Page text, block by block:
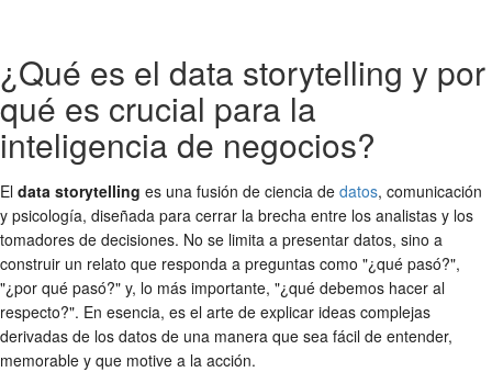
¿Qué es el data storytelling y por
qué es crucial para la
inteligencia de negocios?
El data storytelling es una fusión de ciencia de datos, comunicación
y psicología, diseñada para cerrar la brecha entre los analistas y los
tomadores de decisiones. No se limita a presentar datos, sino a
construir un relato que responda a preguntas como "¿qué pasó?",
"¿por qué pasó?" y, lo más importante, "¿qué debemos hacer al
respecto?". En esencia, es el arte de explicar ideas complejas
derivadas de los datos de una manera que sea fácil de entender,
memorable y que motive a la acción.